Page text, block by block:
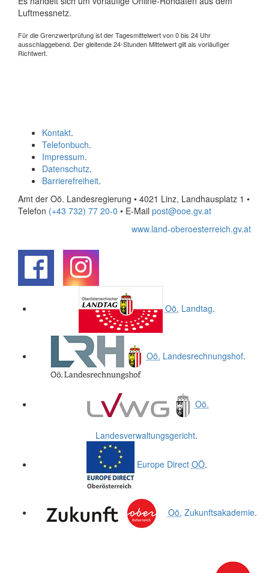
Luftmessnetz.
Für die Grenzwertprüfung ist der Tagesmittelwert von 0 bis 24 Uhr
ausschlaggebend. Der gleitende 24-Stunden Mittelwert gilt als vorläufiger
Richtwert.
Kontakt.
Telefonbuch.
Impressum.
Datenschutz.
Barrierefreiheit.
Amt der Oö. Landesregierung • 4021 Linz, Landhausplatz 1 •
Telefon (+43 732) 77 20-0 • E-Mail post@ooe.gv.at
www.land-oberoesterreich.gv.at
Oö. Landtag.
Oö. Landesrechnungshof.
Oö.
Landesverwaltungsgericht.
Europe Direct OÖ.
Oö. Zukunftsakademie.